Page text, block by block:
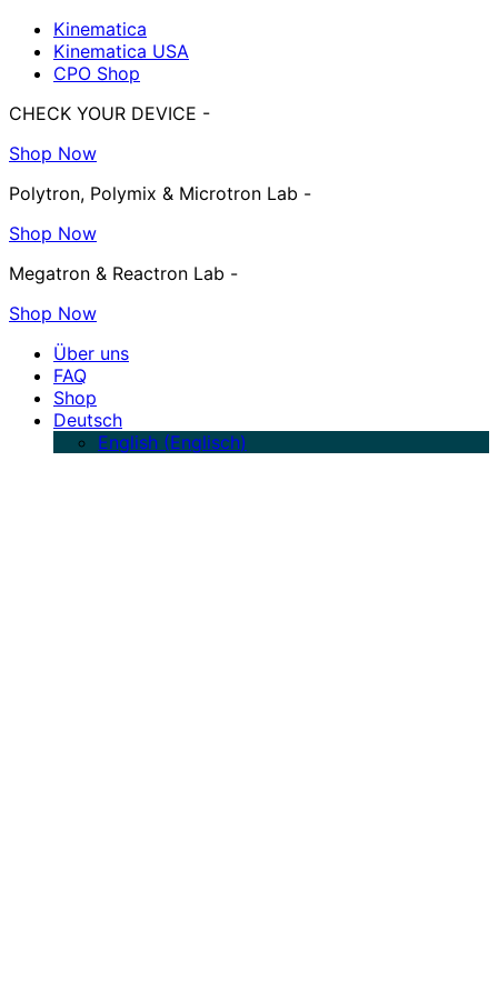
Kinematica
Kinematica USA
CPO Shop
CHECK YOUR DEVICE -
Shop Now
Polytron, Polymix & Microtron Lab -
Shop Now
Megatron & Reactron Lab -
Shop Now
Über uns
FAQ
Shop
Deutsch
English (Englisch)